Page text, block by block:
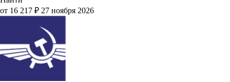
от 16 217 ₽ 27 ноября 2026